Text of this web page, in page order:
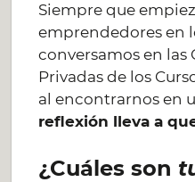
Siempre que
emprendedores en
conversamos en las
Privadas de los
al encontrarnos en
reflexión lleva a
¿Cuáles son